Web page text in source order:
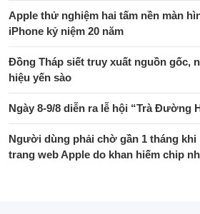
Apple thử nghiệm hai tấm nền màn
iPhone kỷ niệm 20 năm
Đồng Tháp siết truy xuất nguồn gốc,
hiệu yến sào
Ngày 8-9/8 diễn ra lễ hội “Trà Đường
Người dùng phải chờ gần 1 tháng khi
trang web Apple do khan hiếm chip